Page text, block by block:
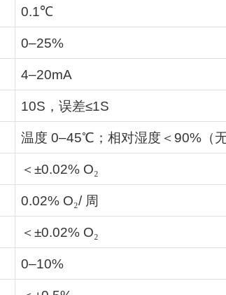
0.1℃
0–25%
4–20mA
10S ，误差≤1S
温度 0–45℃ ；相对湿度＜ 90% （
＜ ±0.02% O₂
0.02% O₂/ 周
＜ ±0.02% O₂
0–10%